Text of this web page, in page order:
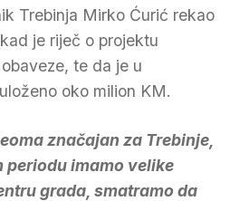
Trebinja Mirko Ćurić rekao
je riječ o projektu
te da je u
oko milion KM.
značajan za Trebinje,
periodu imamo velike
grada, smatramo da